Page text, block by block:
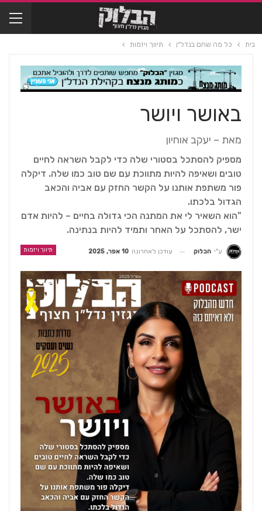
בית כל מה שחם בנדל"ן תיווך ויזמות
באושר ויושר
מאת – יעקב אוחיון
מספיק להסתכל בסטורי שלה כדי לקבל השראה לחיים
טובים ושאיפה להיות מתווכת עם שם טוב כמו שלה. דיקלה
פור משתפת אותנו על הקשר החזק עם אביה והכאב
הגדול בלכתו.
"הוא השאיר לי את המתנה הכי גדולה בחיים – להיות אדם
ישר, להסתכל על האחר ותמיד להיות בנתינה.
תיווך ויזמות ע"י הבלוק עודכן לאחרונה 10 אפר, 2025